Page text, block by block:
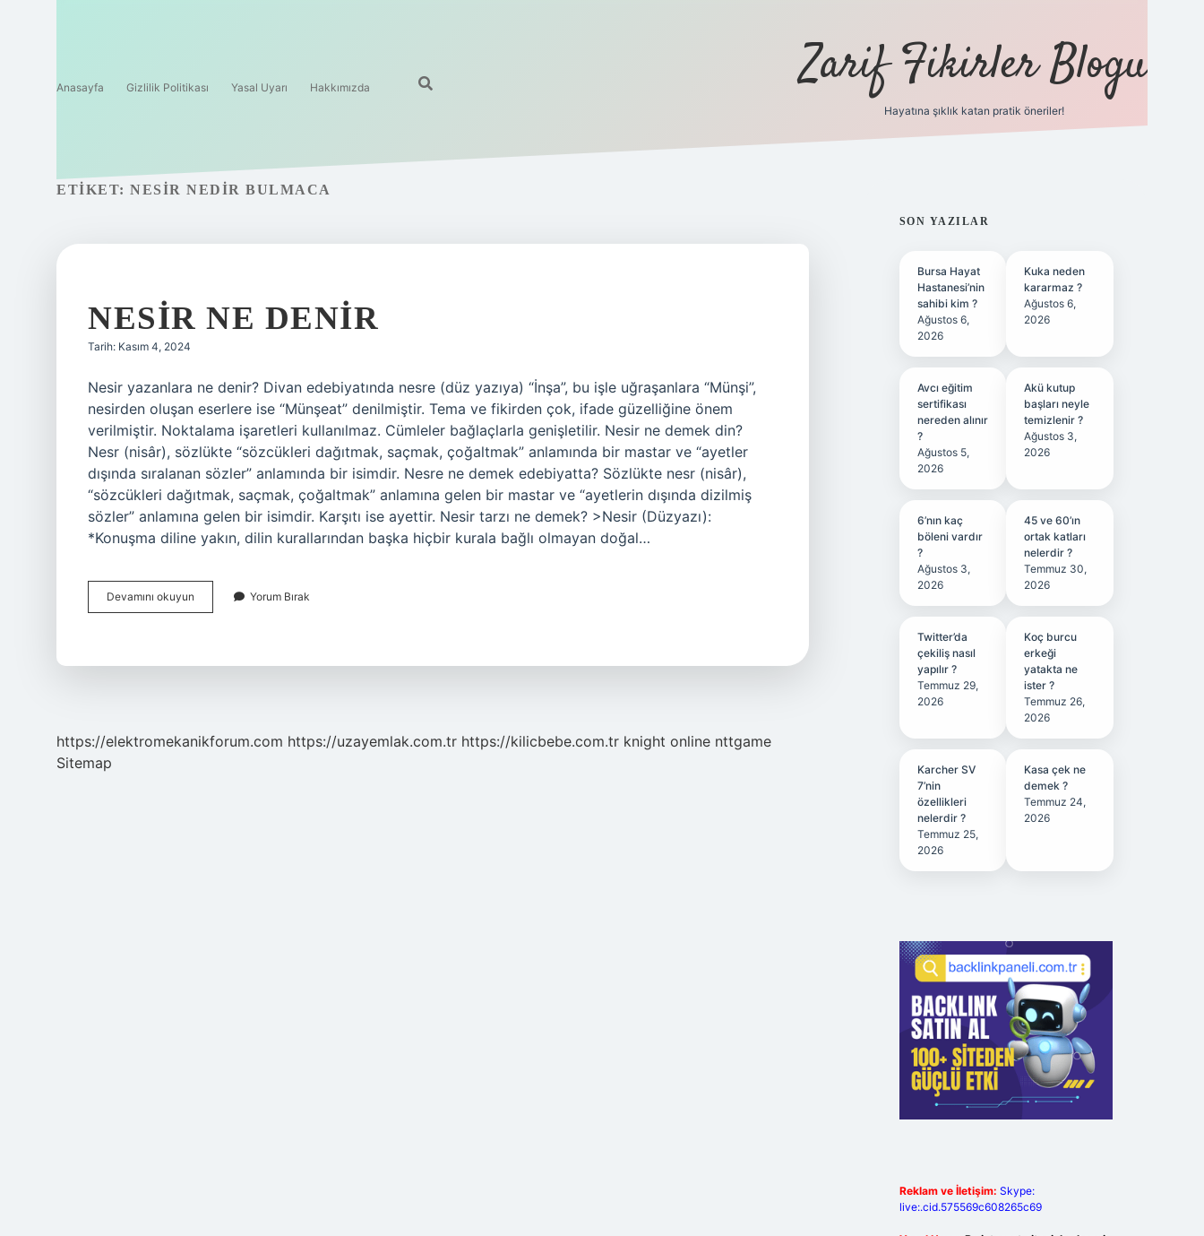
Anasayfa Gizlilik Politikası Yasal Uyarı Hakkımızda Zarif Fikirler Blogu
Hayatına şıklık katan pratik öneriler!
ETIKET: NESIR NEDIR BULMACA
NESIR NE DENIR
Tarih: Kasım 4, 2024
Nesir yazanlara ne denir? Divan edebiyatında nesre (düz yazıya) “İnşa”, bu işle uğraşanlara “Münşi”,
nesirden oluşan eserlere ise “Münşeat” denilmiştir. Tema ve fikirden çok, ifade güzelliğine önem
verilmiştir. Noktalama işaretleri kullanılmaz. Cümleler bağlaçlarla genişletilir. Nesir ne demek din?
Nesr (nisâr), sözlükte “sözcükleri dağıtmak, saçmak, çoğaltmak” anlamında bir mastar ve “ayetler
dışında sıralanan sözler” anlamında bir isimdir. Nesre ne demek edebiyatta? Sözlükte nesr (nisâr),
“sözcükleri dağıtmak, saçmak, çoğaltmak” anlamına gelen bir mastar ve “ayetlerin dışında dizilmiş
sözler” anlamına gelen bir isimdir. Karşıtı ise ayettir. Nesir tarzı ne demek? >Nesir (Düzyazı):
*Konuşma diline yakın, dilin kurallarından başka hiçbir kurala bağlı olmayan doğal…
Devamını okuyun
Ne
Yorum Bırak
https://elektromekanikforum.com https://uzayemlak.com.tr https://kilicbebe.com.tr knight online nttgame
Sitemap
SIDEBAR
SON YAZILAR
Bursa Hayat
Hastanesi’nin
sahibi kim ?
Ağustos 6,
2026
Kuka neden
kararmaz ?
Ağustos 6,
2026
Avcı eğitim
sertifikası
nereden alınır
?
Ağustos 5,
2026
Akü kutup
başları neyle
temizlenir ?
Ağustos 3,
2026
6’nın kaç
böleni vardır
?
Ağustos 3,
2026
45 ve 60’ın
ortak katları
nelerdir ?
Temmuz 30,
2026
Twitter’da
çekiliş nasıl
yapılır ?
Temmuz 29,
2026
Koç burcu
erkeği
yatakta ne
ister ?
Temmuz 26,
2026
Karcher SV
7’nin
özellikleri
nelerdir ?
Temmuz 25,
2026
Kasa çek ne
demek ?
Temmuz 24,
2026
Reklam ve İletişim: Skype:
live:.cid.575569c608265c69